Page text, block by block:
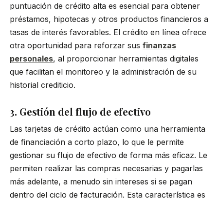
puntuación de crédito alta es esencial para obtener
préstamos, hipotecas y otros productos financieros a
tasas de interés favorables. El crédito en línea ofrece
otra oportunidad para reforzar sus finanzas
personales, al proporcionar herramientas digitales
que facilitan el monitoreo y la administración de su
historial crediticio.
3. Gestión del flujo de efectivo
Las tarjetas de crédito actúan como una herramienta
de financiación a corto plazo, lo que le permite
gestionar su flujo de efectivo de forma más eficaz. Le
permiten realizar las compras necesarias y pagarlas
más adelante, a menudo sin intereses si se pagan
dentro del ciclo de facturación. Esta característica es